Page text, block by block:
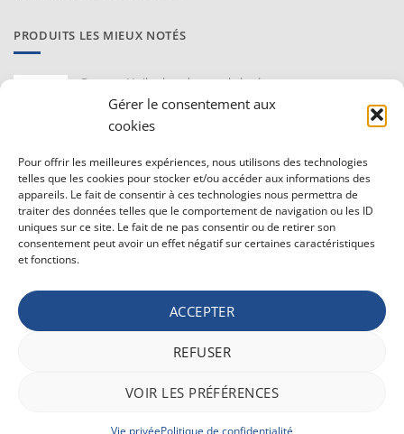
Gérer le consentement aux
cookies
Pour offrir les meilleures expériences, nous utilisons des technologies
telles que les cookies pour stocker et/ou accéder aux informations des
appareils. Le fait de consentir à ces technologies nous permettra de
traiter des données telles que le comportement de navigation ou les ID
uniques sur ce site. Le fait de ne pas consentir ou de retirer son
consentement peut avoir un effet négatif sur certaines caractéristiques
et fonctions.
ACCEPTER
REFUSER
VOIR LES PRÉFÉRENCES
PRODUITS LES MIEUX NOTÉS
Proraso Huile chaude pour la barbe
10,30€ TVAC
Barburys Bloc d'alun 75 gr
7,20€ TVAC
CONDITIONS GÉNÉRALE DE VENTE ET VIE PRIVÉE
Vie privée
Politique de confidentialité